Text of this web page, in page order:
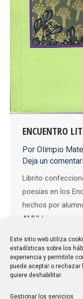
Este sitio web utiliza
estadísticas sobre los
experiencia y permitirle
puede aceptar o
quiere deshabilitar.
Gestionar los servicios
ENCUENTRO
Por Olimpio
Deja un
Librito
poesías en los
hechos por
AMULL